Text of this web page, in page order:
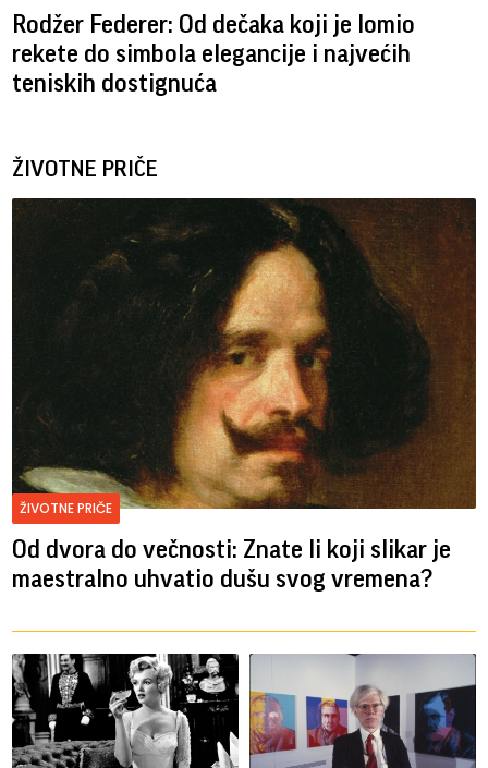
Rodžer Federer: Od dečaka koji je lomio
rekete do simbola elegancije i najvećih
teniskih dostignuća
ŽIVOTNE PRIČE
ŽIVOTNE PRIČE
Od dvora do večnosti: Znate li koji slikar je
maestralno uhvatio dušu svog vremena?